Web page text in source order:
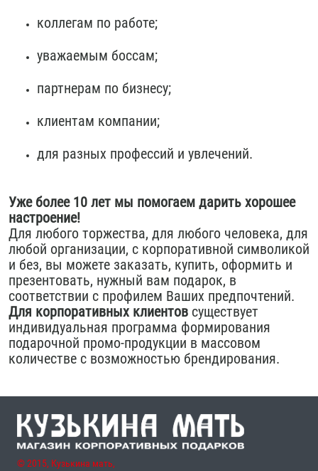
коллегам по работе;
уважаемым боссам;
партнерам по бизнесу;
клиентам компании;
для разных профессий и увлечений.
Уже более 10 лет мы помогаем дарить хорошее
настроение!
Для любого торжества, для любого человека, для
любой организации, с корпоративной символикой
и без, вы можете заказать, купить, оформить и
презентовать, нужный вам подарок, в
соответствии с профилем Ваших предпочтений.
Для корпоративных клиентов существует
индивидуальная программа формирования
подарочной промо-продукции в массовом
количестве с возможностью брендирования.
© 2015, Кузькина мать,